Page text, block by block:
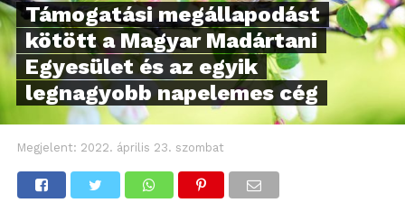
Támogatási megállapodást
kötött a Magyar Madártani
Egyesület és az egyik
legnagyobb napelemes cég
Megjelent: 2022. április 23. szombat